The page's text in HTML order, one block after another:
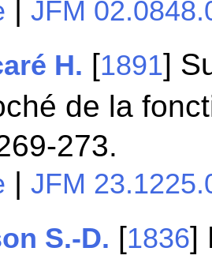
|JFM
H. [1891]
de la
273.
|JFM
S.-D. [1836]